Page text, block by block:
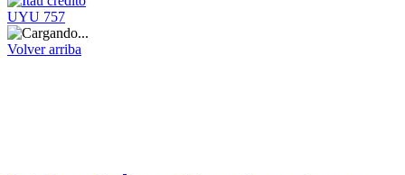
UYU 757
Volver arriba